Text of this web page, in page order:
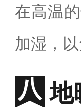
在高温
加湿，
地